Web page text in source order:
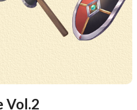
Vol.2